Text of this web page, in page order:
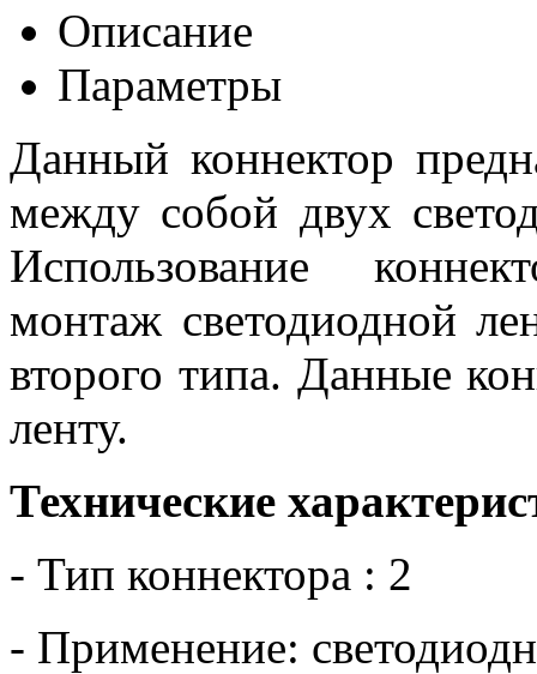
Описание
Параметры
Данный коннектор
между собой двух
Использование
монтаж светодиодной
второго типа. Данные
ленту.
Технические
- Тип коннектора : 2
- Применение: